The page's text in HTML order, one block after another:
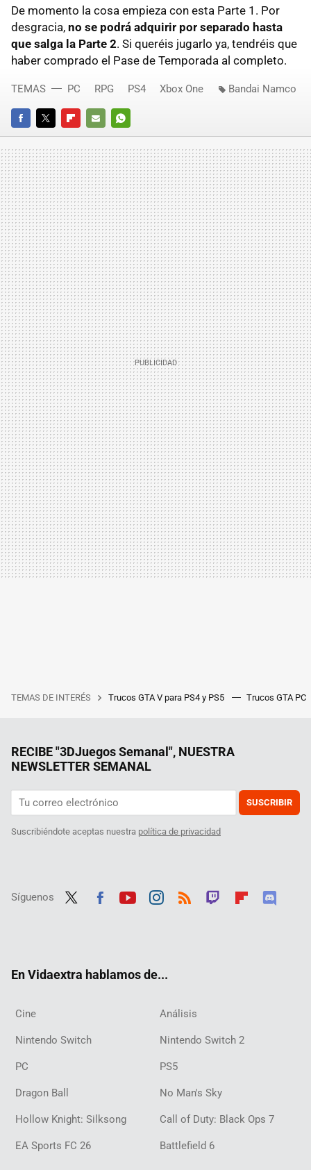
De momento la cosa empieza con esta Parte 1. Por
desgracia, no se podrá adquirir por separado hasta
que salga la Parte 2. Si queréis jugarlo ya, tendréis que
haber comprado el Pase de Temporada al completo.
FACEBOOKTWITTERFLIPBOARD
E-
MAIL
WHATSAPP
TEMAS PC RPG PS4 Xbox One Bandai Namco
TEMAS DE INTERÉS Trucos GTA V para PS4 y PS5 Trucos GTA PC
RECIBE "3DJuegos Semanal", NUESTRA
NEWSLETTER SEMANAL
SUSCRIBIR
Suscribiéndote aceptas nuestra política de privacidad
Síguenos
En Vidaextra hablamos de...
Cine Análisis
Nintendo Switch Nintendo Switch 2
PC PS5
Dragon Ball No Man's Sky
Hollow Knight: Silksong Call of Duty: Black Ops 7
EA Sports FC 26 Battlefield 6